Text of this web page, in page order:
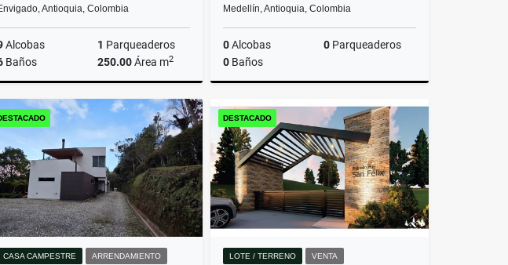
Antioquia, Colombia
Alcobas 1 Parqueaderos
Baños 250.00Área m2
Venta
$1.100.000.000
Medellín, Antioquia, Colombia
0Alcobas 0 Parqueaderos
0 Baños
Venta
$357.480.000
CASA CAMPESTRE ARRENDAMIENTO
DESTACADO
LOTE / TERRENO VENTA